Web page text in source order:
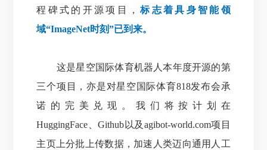
程碑式的开源项目，标志着具身智能领
域“ImageNet时刻”已到来。
这是星空国际体育机器人本年度开源的第
三个项目，亦是对星空国际体育818发布会承
诺的完美兑现。 我们将按计划在
HuggingFace、Github以及agibot-world.com项目
主页上分批上传数据，加速人类迈向通用人工